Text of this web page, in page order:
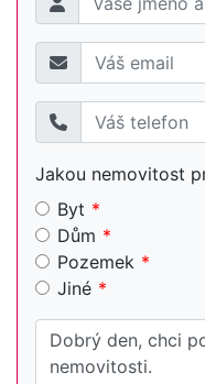
Jakou nemovitost
Byt
Dům
Pozemek
Jiné